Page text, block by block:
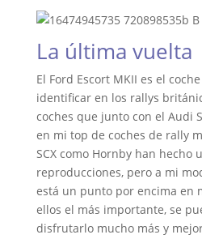
La última vuelta
El Ford Escort MKII es el
identificar en los rallys
coches que junto con el Audi
en mi top de coches de rally
SCX como Hornby han hecho
reproducciones, pero a mi
está un punto por encima en
ellos el más importante, se
disfrutarlo mucho más y